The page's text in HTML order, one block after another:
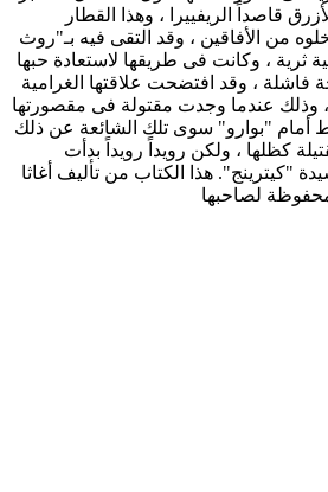
قاصداً الريفييرا ، وهذا القطار
من الأفاقين ، وقد التقى فيه بـ"روث
ثرية ، وكانت فى طريقها لاستعادة حبها
فاشلة ، وقد افتضحت علاقتها الغرامية
، وذلك عندما وجدت مقتولة فى مقصورتها
أمام "بوارو" سوى تلك الشائعة عن ذلك
كظلها ، ولكن رويداً رويداً بدأت
"كيترينج". هذا الكتاب من تأليف أغاثا
لصاحبها